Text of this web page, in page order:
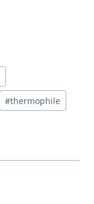
#thermophile